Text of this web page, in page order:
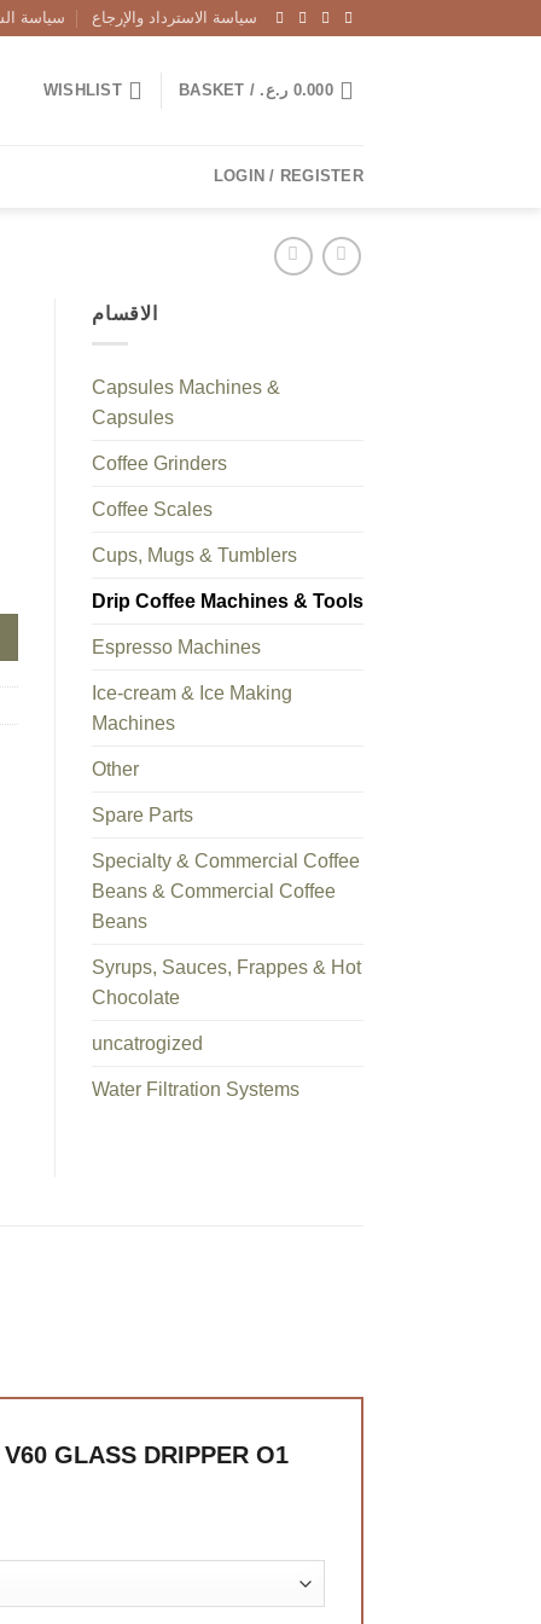
سياسة سياسة الاسترداد والإرجاع
WISHLIST BASKET / 0.000 ر.ع.
LOGIN / REGISTER
DRIPPER O1 White quantity
الاقسام
Capsules Machines &
Capsules
Coffee Grinders
Coffee Scales
Cups, Mugs & Tumblers
Drip Coffee Machines & Tools
Espresso Machines
Ice-cream & Ice Making
Machines
Other
Spare Parts
Specialty & Commercial Coffee
Beans & Commercial Coffee
Beans
Syrups, Sauces, Frappes & Hot
Chocolate
uncatrogized
Water Filtration Systems
GLASS DRIPPER O1